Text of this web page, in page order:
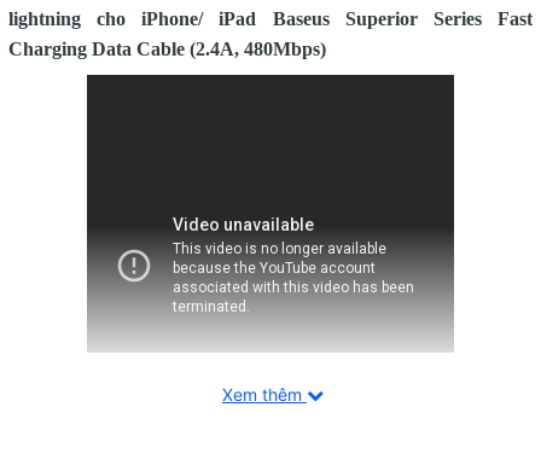
lightning cho iPhone/ iPad
Baseus Superior Series Fast
Charging Data Cable (2.4A, 480Mbps)
Xem thêm